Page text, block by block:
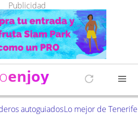
Publicidad
enjoy
autoguiadosLo mejor de Tenerife